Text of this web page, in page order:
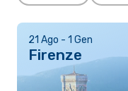
21 Ago - 1 Gen
Firenze